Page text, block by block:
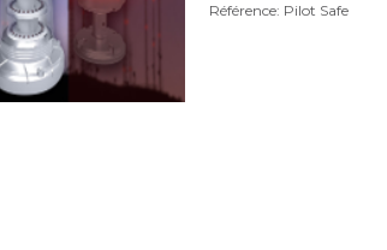
Référence: Pilot Safe